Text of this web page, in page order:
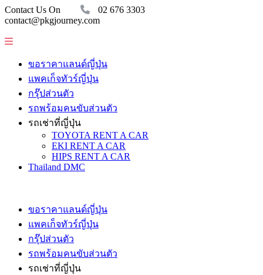
Contact Us On
02 676 3303
contact@pkgjourney.com
ขอราคาแลนด์ญี่ปุ่น
แพคเก็จทัวร์ญี่ปุ่น
กรุ๊ปส่วนตัว
รถพร้อมคนขับส่วนตัว
รถเช่าที่ญี่ปุ่น
TOYOTA RENT A CAR
EKI RENT A CAR
HIPS RENT A CAR
Thailand DMC
ขอราคาแลนด์ญี่ปุ่น
แพคเก็จทัวร์ญี่ปุ่น
กรุ๊ปส่วนตัว
รถพร้อมคนขับส่วนตัว
รถเช่าที่ญี่ปุ่น